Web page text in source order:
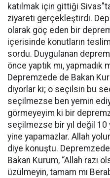
katılmak için gittiği
ziyareti gerçekleştirdi.
olarak göç eden bir
içerisinde konutların
sordu. Duygulanan
önce yaptık mı, yapmadık
Depremzede de Bakan
diyorlar ki; o seçilsin bu
seçilmezse ben yemin
görmeyeyim ki bir
seçilmezse bir yıl değil 10
yine yapamazlar. Allah
diye konuştu.
Bakan Kurum, “Allah razı
üzülmeyin, tamam mı